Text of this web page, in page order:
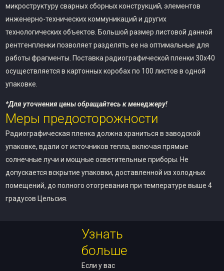
микроструктуру сварных сборных конструкций, элементов
инженерно-технических коммуникаций и других
технологических объектов. Большой размер листовой данной
рентгенпленки позволяет разделять ее на оптимальные для
работы фрагменты. Поставка радиографической пленки 30х40
осуществляется в картонных коробах по 100 листов в одной
упаковке.
*Для уточнения цены обращайтесь к менеджеру!
Меры предосторожности
Радиографическая пленка должна храниться в заводской
упаковке, вдали от источников тепла, включая прямые
солнечные лучи и мощные осветительные приборы. Не
допускается вскрытие упаковки, доставленной из холодных
помещений, до полного отогревания при температуре выше 4
градусов Цельсия.
Узнать
больше
Если у вас